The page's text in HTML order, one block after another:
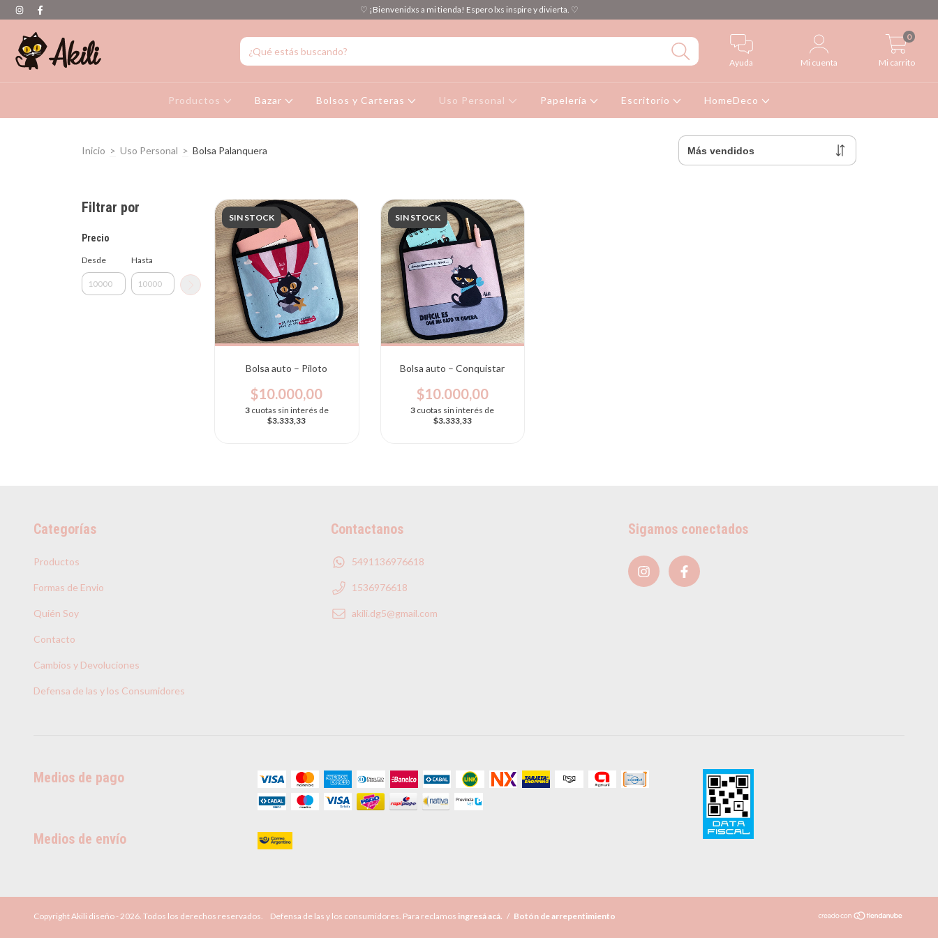
♡ ¡Bienvenidxs a mi tienda! Espero lxs inspire y divierta. ♡
Ayuda Mi cuenta Mi carrito
0
Productos Bazar Bolsos y Carteras Uso Personal Papelería Escritorio HomeDeco
Inicio > Uso Personal > Bolsa Palanquera
Filtrar por
Precio
Desde Hasta
SIN STOCK
Bolsa auto – Piloto
$10.000,00
3 cuotas sin interés de
$3.333,33
SIN STOCK
Bolsa auto – Conquistar
$10.000,00
3 cuotas sin interés de
$3.333,33
Categorías
Productos
Formas de Envio
Quién Soy
Contacto
Cambios y Devoluciones
Defensa de las y los Consumidores
Contactanos
5491136976618
1536976618
akili.dg5@gmail.com
Sigamos conectados
Medios de pago
Medios de envío
Copyright Akili diseño - 2026. Todos los derechos reservados. Defensa de las y los consumidores. Para reclamos ingresá acá. / Botón de arrepentimiento